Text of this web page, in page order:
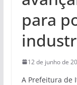
para
12 de junho de
A Prefeitura de